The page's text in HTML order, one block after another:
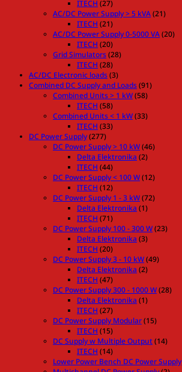
ITECH (27)
AC/DC Power Supply > 5 kVA(21)
ITECH (21)
AC/DC Power Supply 0-5000 VA(20)
ITECH (20)
Grid Simulators(28)
ITECH (28)
AC/DC Electronic loads(3)
Combined DC Supply and Loads(91)
Combined Units > 1 kW(58)
ITECH (58)
Combined Units < 1 kW(33)
ITECH (33)
DC Power Supply(277)
DC Power Supply > 10 kW(46)
Delta Elektronika (2)
ITECH (44)
DC Power Supply < 100 W(12)
ITECH (12)
DC Power Supply 1 - 3 kW(72)
Delta Elektronika (1)
ITECH (71)
DC Power Supply 100 - 300 W(23)
Delta Elektronika (3)
ITECH (20)
DC Power Supply 3 - 10 kW(49)
Delta Elektronika (2)
ITECH (47)
DC Power Supply 300 - 1000 W(28)
Delta Elektronika (1)
ITECH (27)
DC Power Supply Modular(15)
ITECH (15)
DC Supply w Multiple Output(14)
ITECH (14)
Lower Power Bench DC Power Supply